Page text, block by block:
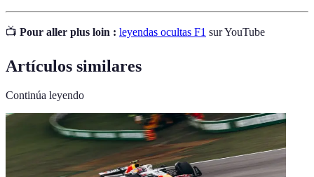
📺 Pour aller plus loin : leyendas ocultas F1 sur YouTube
Artículos similares
Continúa leyendo